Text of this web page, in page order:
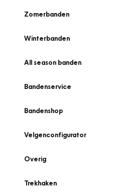
Zomerbanden
Winterbanden
All season banden
Bandenservice
Bandenshop
Velgenconfigurator
Overig
Trekhaken